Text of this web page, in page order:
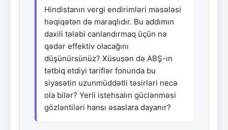
Hindistanın vergi endirimləri məsələsi
həqiqətən də maraqlıdır. Bu addımın
daxili tələbi canlandırmaq üçün nə
qədər effektiv olacağını
düşünürsünüz? Xüsusən də ABŞ-ın
tətbiq etdiyi tariflər fonunda bu
siyasətin uzunmüddətli təsirləri necə
ola bilər? Yerli istehsalın güclənməsi
gözləntiləri hansı əsaslara dayanır?